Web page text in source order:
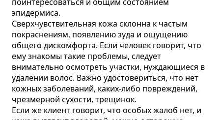
поинтересоваться и общим состоянием
эпидермиса.
Сверхчувствительная кожа склонна к частым
покраснениям, появлению зуда и ощущению
общего дискомфорта. Если человек говорит, что
ему знакомы такие проблемы, следует
внимательно осмотреть участки, нуждающиеся в
удалении волос. Важно удостовериться, что нет
кожных заболеваний, каких-либо повреждений,
чрезмерной сухости, трещинок.
Если же клиент говорит, что особых жалоб нет, и